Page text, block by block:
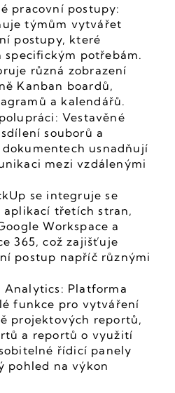
pracovní postupy:
týmům vytvářet
postupy, které
potřebám.
různá zobrazení
Kanban boardů,
a kalendářů.
Vestavěné
souborů a
usnadňují
mezi vzdálenými
se integruje se
aplikací třetích stran,
Workspace a
365, což zajišťuje
postup napříč různými
Analytics: Platforma
funkce pro vytváření
projektových reportů,
a reportů o využití
řídicí panely
pohled na výkon